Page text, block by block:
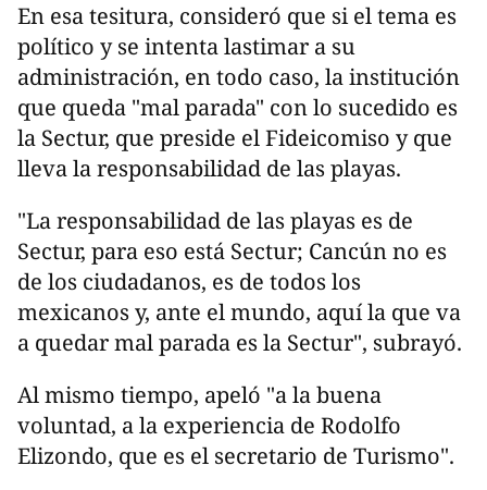
En esa tesitura, consideró que si el tema es
político y se intenta lastimar a su
administración, en todo caso, la institución
que queda "mal parada" con lo sucedido es
la Sectur, que preside el Fideicomiso y que
lleva la responsabilidad de las playas.
"La responsabilidad de las playas es de
Sectur, para eso está Sectur; Cancún no es
de los ciudadanos, es de todos los
mexicanos y, ante el mundo, aquí la que va
a quedar mal parada es la Sectur", subrayó.
Al mismo tiempo, apeló "a la buena
voluntad, a la experiencia de Rodolfo
Elizondo, que es el secretario de Turismo".